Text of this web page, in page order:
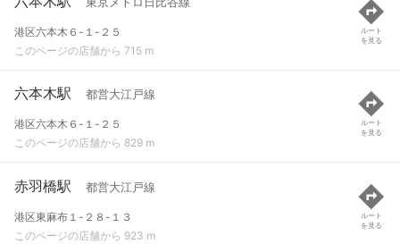
港区六本木６-１-２５
このページの店舗から 715 m
ルート
を見る
六本木駅 都営大江戸線
港区六本木６-１-２５
このページの店舗から 829 m
ルート
を見る
赤羽橋駅 都営大江戸線
港区東麻布１-２８-１３
このページの店舗から 923 m
ルート
を見る